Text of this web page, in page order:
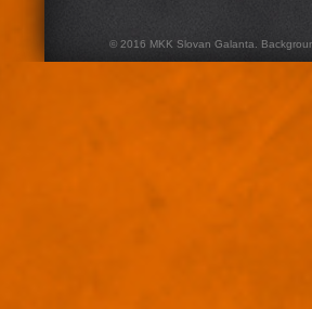
© 2016 MKK Slovan Galanta.